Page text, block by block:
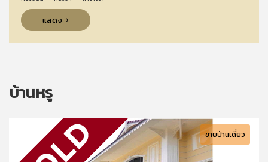
แสดง
บ้านหรู
ขายบ้านเดี่ยว